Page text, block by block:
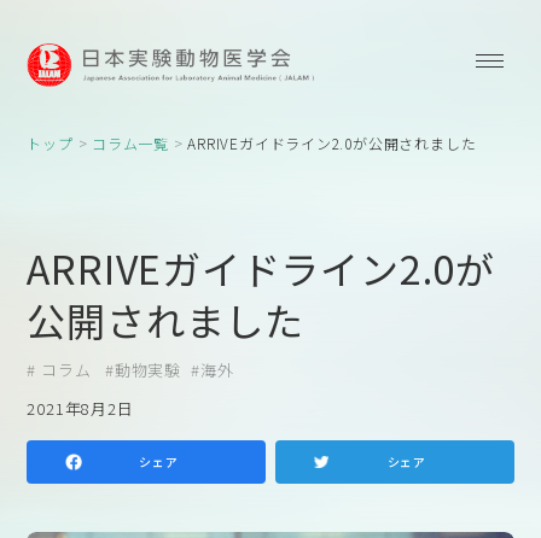
トップ コラム一覧 ARRIVEガイドライン2.0が公開されました
ARRIVEガイドライン2.0が
公開されました
コラム 動物実験
海外
2021年8月2日
シェア シェア